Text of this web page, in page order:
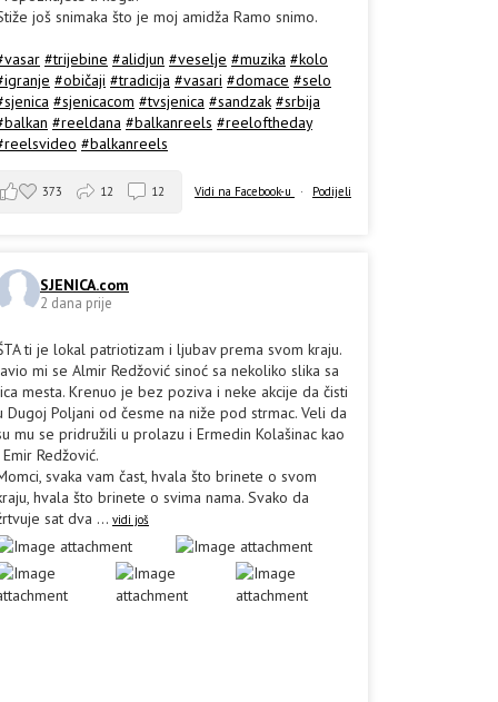
još snimaka što je moj amidža Ramo snimo.
#trijebine #alidjun #veselje #muzika #kolo
#običaji #tradicija #vasari #domace #selo
#sjenicacom #tvsjenica #sandzak #srbija
#reeldana #balkanreels #reeloftheday
#balkanreels
Vidi na Facebook-u · Podijeli
373 12 12
SJENICA.com
2 dana prije
ti je lokal patriotizam i ljubav prema svom kraju.
mi se Almir Redžović sinoć sa nekoliko slika sa
mesta. Krenuo je bez poziva i neke akcije da čisti
Dugoj Poljani od česme na niže pod strmac. Veli da
mu se pridružili u prolazu i Ermedin Kolašinac kao
Redžović.
svaka vam čast, hvala što brinete o svom
hvala što brinete o svima nama. Svako da
sat dva ... vidi još